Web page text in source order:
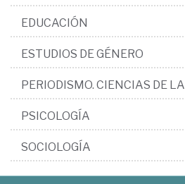
EDUCACIÓN
ESTUDIOS DE GÉNERO
PERIODISMO. CIENCIAS DE
PSICOLOGÍA
SOCIOLOGÍA